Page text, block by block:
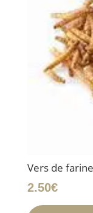
Vers de
2.50€